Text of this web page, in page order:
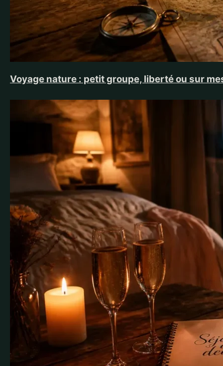
Voyage nature : petit groupe, liberté ou sur